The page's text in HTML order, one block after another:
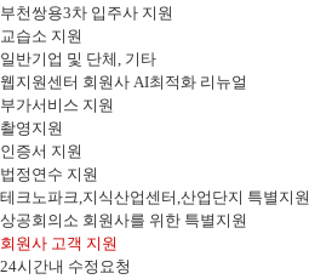
제
작
지
원
및
AI
부천쌍용3차 입주사 지원
교습소 지원
일반기업 및 단체, 기타
웹지원센터 회원사 AI최적화 리뉴얼
부가서비스 지원
촬영지원
인증서 지원
법정연수 지원
테크노파크,지식산업센터,산업단지 특별지원
상공회의소 회원사를 위한 특별지원
회원사 고객 지원
24시간내 수정요청